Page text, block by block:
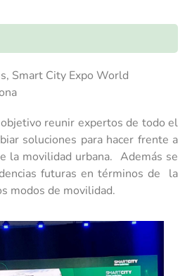
Smart City Expo World
reunir expertos de todo el
soluciones para hacer frente a
la movilidad urbana. Además se
futuras en términos de la
modos de movilidad.